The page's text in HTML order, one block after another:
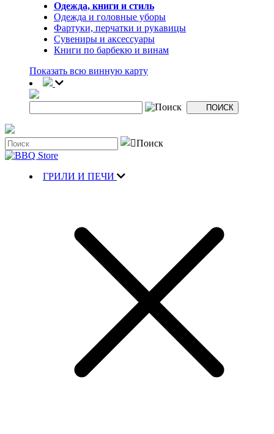
Одежда, книги и стиль
Одежда и головные уборы
Фартуки, перчатки и рукавицы
Сувениры и аксессуары
Книги по барбекю и винам
Показать всю винную карту
ГРИЛИ И ПЕЧИ